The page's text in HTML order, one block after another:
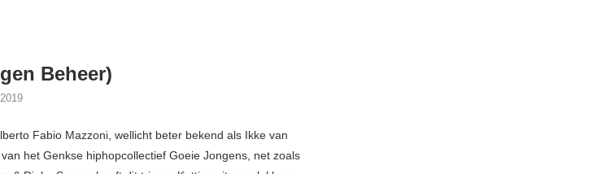
Beheer)
Fabio Mazzoni, wellicht beter bekend als Ikke van
het Genkse hiphopcollectief Goeie Jongens, net zoals